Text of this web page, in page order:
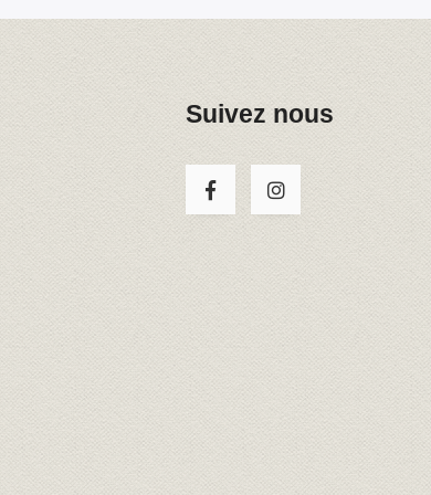
Suivez nous